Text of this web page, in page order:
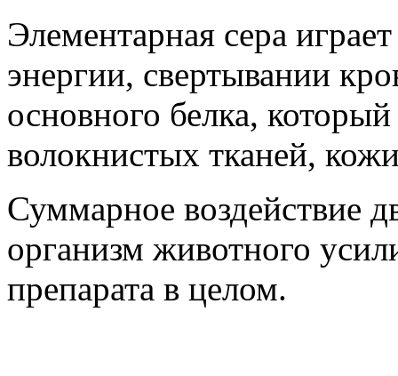
Элементарная сера
энергии, свертывании
основного белка,
волокнистых тканей,
Суммарное воздействие
организм животного
препарата в целом.